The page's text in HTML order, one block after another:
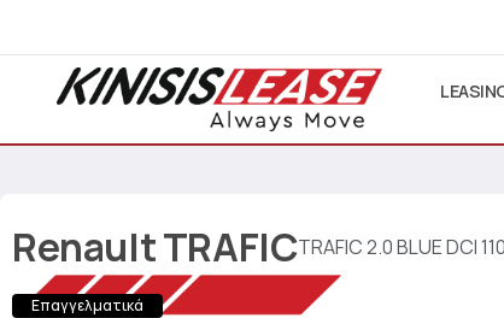
RenaultTRAFICTRAFIC 2.0 BLUE DCI
Επαγγελματικά